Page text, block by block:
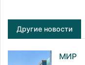
Другие новости
МИР